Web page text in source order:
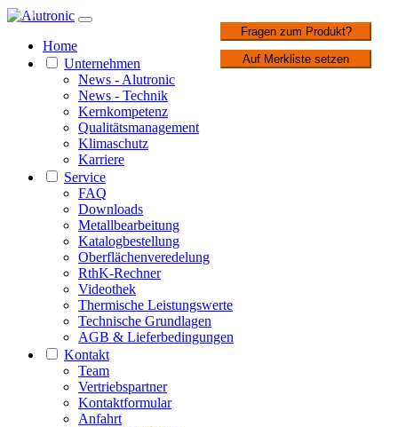
Home
Unternehmen
News - Alutronic
News - Technik
Kernkompetenz
Qualitätsmanagement
Klimaschutz
Karriere
Service
FAQ
Downloads
Metallbearbeitung
Katalogbestellung
Oberflächenveredelung
RthK-Rechner
Videothek
Thermische Leistungswerte
Technische Grundlagen
AGB & Lieferbedingungen
Kontakt
Team
Vertriebspartner
Kontaktformular
Anfahrt
Fragen zum Produkt?
Auf Merkliste setzen
1 / 1